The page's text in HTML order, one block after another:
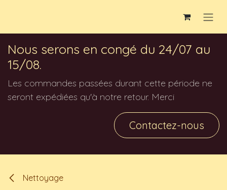
Nous serons en congé du 24/07 au
15/08.
Les commandes passées durant cette période ne
seront expédiées qu'à notre retour. Merci
Contactez-nous
Nettoyage